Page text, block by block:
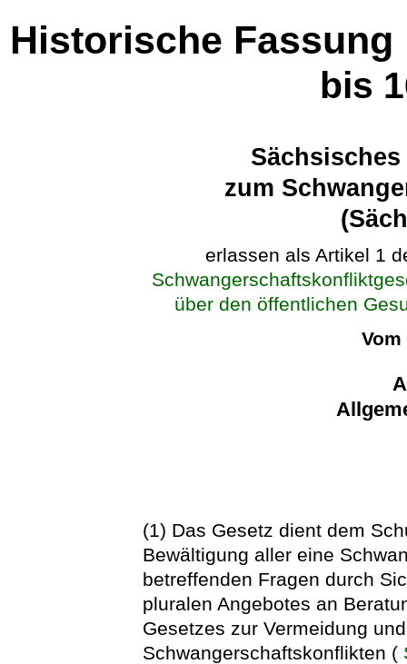
Historische Fassung
bis
zum
erlassen als Artikel 1
über den öffentlichen
(1) Das Gesetz dient dem
Bewältigung aller eine
betreffenden Fragen durch
pluralen Angebotes an
Gesetzes zur Vermeidung
Schwangerschaftskonflikten (